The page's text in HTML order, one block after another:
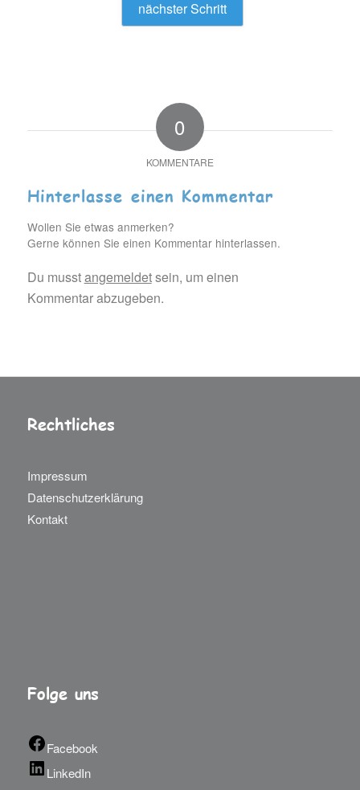
nächster Schritt
0
KOMMENTARE
Hinterlasse einen Kommentar
Wollen Sie etwas anmerken?
Gerne können Sie einen Kommentar hinterlassen.
Du musstangemeldetsein, um einen
Kommentar abzugeben.
Rechtliches
Impressum
Datenschutzerklärung
Kontakt
Folge uns
Facebook
LinkedIn